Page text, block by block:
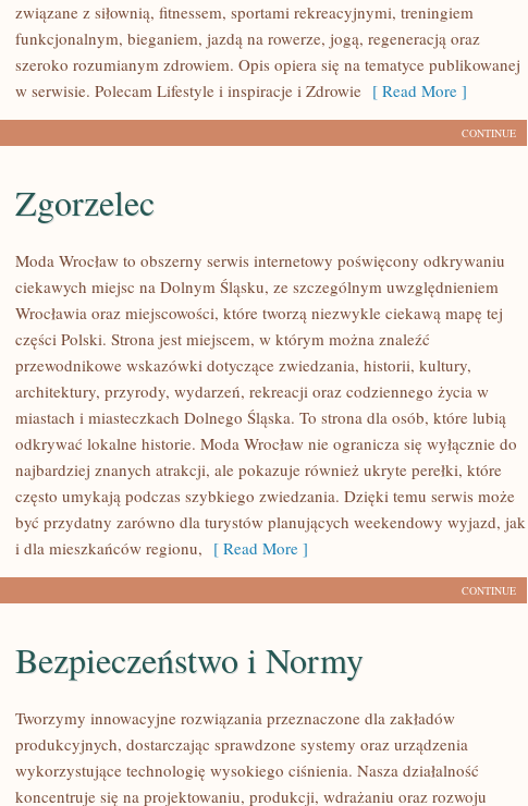
związane z siłownią, fitnessem, sportami rekreacyjnymi, treningiem
funkcjonalnym, bieganiem, jazdą na rowerze, jogą, regeneracją oraz
szeroko rozumianym zdrowiem. Opis opiera się na tematyce publikowanej
w serwisie. Polecam Lifestyle i inspiracje i Zdrowie [ Read More ]
CONTINUE
ZGORZELEC
Zgorzelec
Moda Wrocław to obszerny serwis internetowy poświęcony odkrywaniu
ciekawych miejsc na Dolnym Śląsku, ze szczególnym uwzględnieniem
Wrocławia oraz miejscowości, które tworzą niezwykle ciekawą mapę tej
części Polski. Strona jest miejscem, w którym można znaleźć
przewodnikowe wskazówki dotyczące zwiedzania, historii, kultury,
architektury, przyrody, wydarzeń, rekreacji oraz codziennego życia w
miastach i miasteczkach Dolnego Śląska. To strona dla osób, które lubią
odkrywać lokalne historie. Moda Wrocław nie ogranicza się wyłącznie do
najbardziej znanych atrakcji, ale pokazuje również ukryte perełki, które
często umykają podczas szybkiego zwiedzania. Dzięki temu serwis może
być przydatny zarówno dla turystów planujących weekendowy wyjazd, jak
i dla mieszkańców regionu, [ Read More ]
CONTINUE
Bezpieczeństwo i Normy
Tworzymy innowacyjne rozwiązania przeznaczone dla zakładów
produkcyjnych, dostarczając sprawdzone systemy oraz urządzenia
wykorzystujące technologię wysokiego ciśnienia. Nasza działalność
koncentruje się na projektowaniu, produkcji, wdrażaniu oraz rozwoju